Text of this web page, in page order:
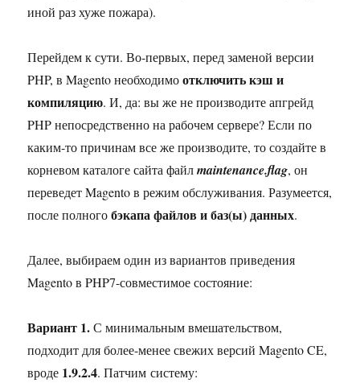
иной раз хуже пожара).
Перейдем к сути. Во-первых, перед заменой версии
PHP, в Magento необходимоотключить кэш и
компиляцию. И, да: вы же не производите апгрейд
PHP непосредственно на рабочем сервере? Если по
каким-то причинам все же производите, то создайте в
корневом каталоге сайта файлmaintenance.flag, он
переведет Magento в режим обслуживания. Разумеется,
после полногобэкапа файлов и баз(ы) данных.
Далее, выбираем один из вариантов приведения
Magento в PHP7-совместимое состояние:
Вариант 1.С минимальным вмешательством,
подходит для более-менее свежих версий Magento CE,
вроде 1.9.2.4. Патчим систему: